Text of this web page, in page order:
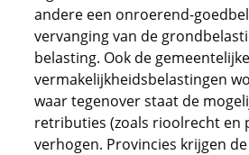
andere een onroerend-
vervanging van de
belasting. Ook de gemeentelijke
vermakelijkheidsbelastingen
waar tegenover staat de
retributies (zoals rioolrecht en
verhogen. Provincies krijgen